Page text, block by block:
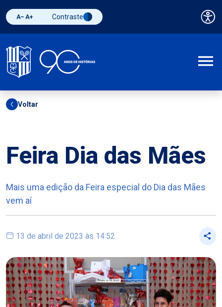
Diminuir fonte
Aumentar fonteAlternar contraste
Contraste
Voltar
Feira Dia das Mães
Mais uma edição da Feira especial do Dia das Mães
vem aí
13 de abril de 2023 às 14:52